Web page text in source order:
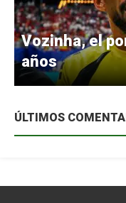
Vozinha, el
años
ÚLTIMOS